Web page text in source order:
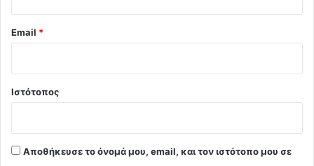
Email *
Ιστότοπος
Αποθήκευσε το όνομά μου, email, και τον ιστότοπο μου σε